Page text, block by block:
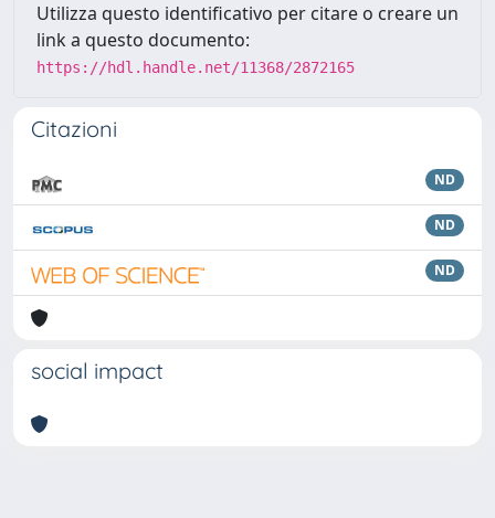
Utilizza questo identificativo per citare o creare un
link a questo documento:
https://hdl.handle.net/11368/2872165
Citazioni
ND
ND
ND
social impact